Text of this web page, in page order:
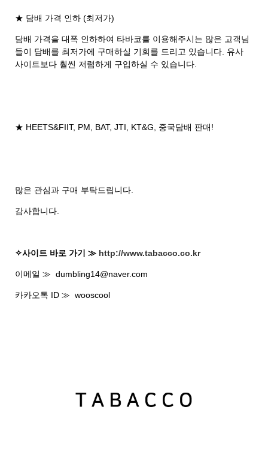
★ 담배 가격 인하 (최저가)
담배 가격을 대폭 인하하여 타바코를 이용해주시는 많은 고객님
들이 담배를 최저가에 구매하실 기회를 드리고 있습니다. 유사
사이트보다 훨씬 저렴하게 구입하실 수 있습니다.
★ HEETS&FIIT, PM, BAT, JTI, KT&G, 중국담배 판매!
많은 관심과 구매 부탁드립니다.
감사합니다.
✧사이트 바로 가기 ≫ http://www.tabacco.co.kr
이메일 ≫ dumbling14@naver.com
카카오톡 ID ≫ wooscool